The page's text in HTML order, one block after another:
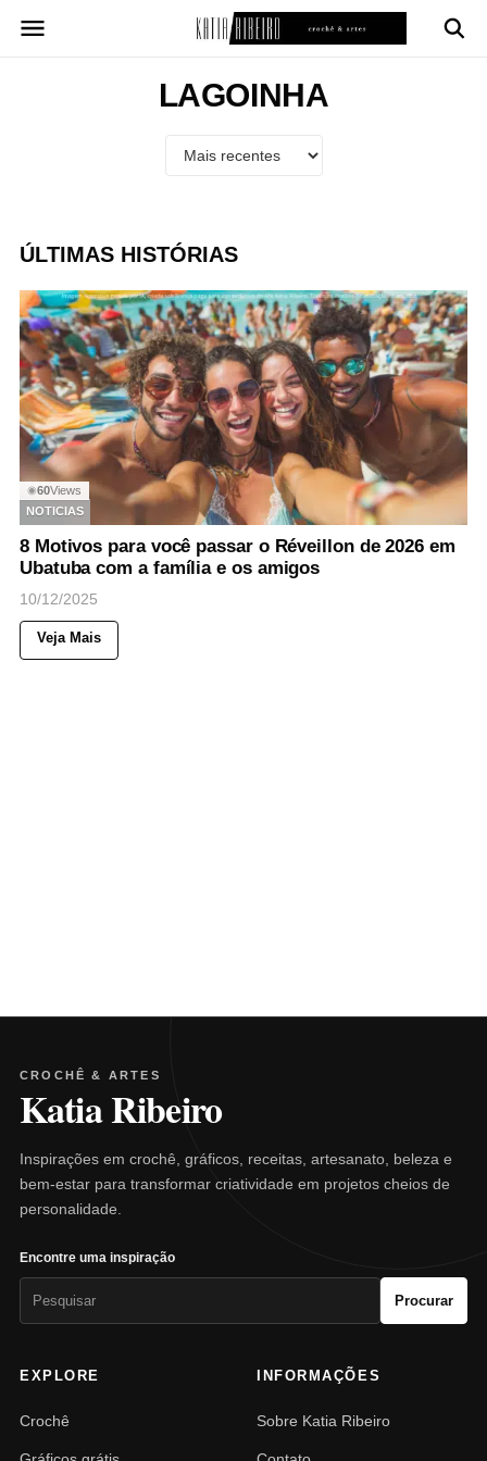
para
LAGOINHA
ÚLTIMAS HISTÓRIAS
◉60Views
NOTICIAS
8 Motivos para você passar o Réveillon de 2026 em
Ubatuba com a família e os amigos
10/12/2025
Veja Mais
CROCHÊ & ARTES
Katia Ribeiro
Inspirações em crochê, gráficos, receitas, artesanato, beleza e
bem-estar para transformar criatividade em projetos cheios de
personalidade.
Encontre uma inspiração
Procurar
EXPLORE
Crochê
INFORMAÇÕES
Sobre Katia Ribeiro